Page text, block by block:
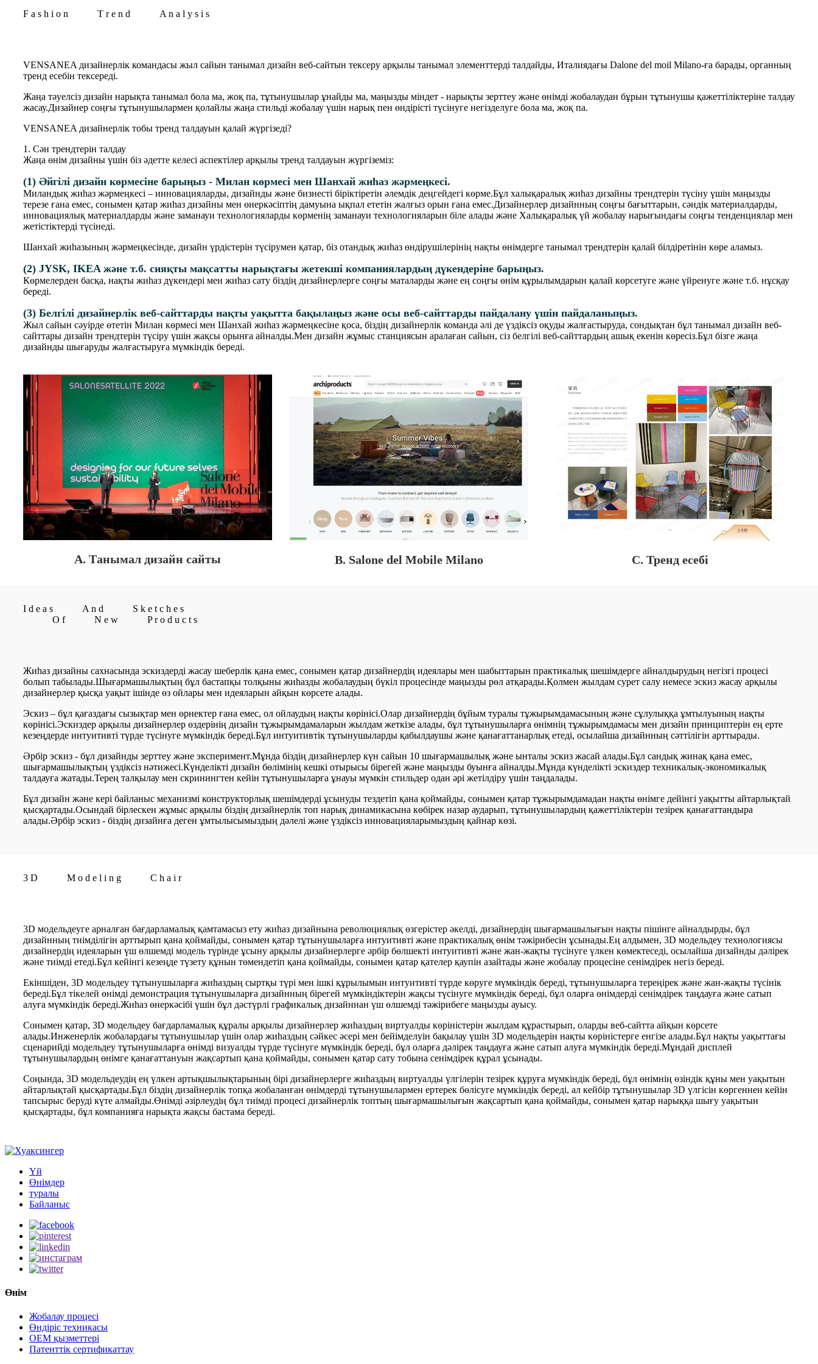
F a s h i o n T r e n d A n a l y s i s
VENSANEA дизайнерлік командасы жыл сайын танымал дизайн веб-сайтын тексеру арқылы танымал элементтерді талдайды, Италиядағы Dalone del moil Milano-ға барады, органның
тренд есебін тексереді.
Жаңа тәуелсіз дизайн нарықта танымал бола ма, жоқ па, тұтынушылар ұнайды ма, маңызды міндет - нарықты зерттеу және өнімді жобалаудан бұрын тұтынушы қажеттіліктеріне талдау
жасау.Дизайнер соңғы тұтынушылармен қолайлы жаңа стильді жобалау үшін нарық пен өндірісті түсінуге негізделуге бола ма, жоқ па.
VENSANEA дизайнерлік тобы тренд талдауын қалай жүргізеді?
1. Сән трендтерін талдау
Жаңа өнім дизайны үшін біз әдетте келесі аспектілер арқылы тренд талдауын жүргіземіз:
(1) Әйгілі дизайн көрмесіне барыңыз - Милан көрмесі мен Шанхай жиһаз жәрмеңкесі.
Миландық жиһаз жәрмеңкесі – инновацияларды, дизайнды және бизнесті біріктіретін әлемдік деңгейдегі көрме.Бұл халықаралық жиһаз дизайны трендтерін түсіну үшін маңызды
терезе ғана емес, сонымен қатар жиһаз дизайны мен өнеркәсіптің дамуына ықпал ететін жалғыз орын ғана емес.Дизайнерлер дизайнның соңғы бағыттарын, сәндік материалдарды,
инновациялық материалдарды және заманауи технологияларды көрменің заманауи технологияларын біле алады және Халықаралық үй жобалау нарығындағы соңғы тенденциялар мен
жетістіктерді түсінеді.
Шанхай жиһазының жәрмеңкесінде, дизайн үрдістерін түсірумен қатар, біз отандық жиһаз өндірушілерінің нақты өнімдерге танымал трендтерін қалай білдіретінін көре аламыз.
(2) JYSK, IKEA және т.б. сияқты мақсатты нарықтағы жетекші компаниялардың дүкендеріне барыңыз.
Көрмелерден басқа, нақты жиһаз дүкендері мен жиһаз сату біздің дизайнерлерге соңғы маталарды және ең соңғы өнім құрылымдарын қалай көрсетуге және үйренуге және т.б. нұсқау
береді.
(3) Белгілі дизайнерлік веб-сайттарды нақты уақытта бақылаңыз және осы веб-сайттарды пайдалану үшін пайдаланыңыз.
Жыл сайын сәуірде өтетін Милан көрмесі мен Шанхай жиһаз жәрмеңкесіне қоса, біздің дизайнерлік команда әлі де үздіксіз оқуды жалғастыруда, сондықтан бұл танымал дизайн веб-
сайттары дизайн трендтерін түсіру үшін жақсы орынға айналды.Мен дизайн жұмыс станциясын аралаған сайын, сіз белгілі веб-сайттардың ашық екенін көресіз.Бұл бізге жаңа
дизайнды шығаруды жалғастыруға мүмкіндік береді.
A. Танымал дизайн сайты B. Salone del Mobile Milano C. Тренд есебі
I d e a s A n d S k e t c h e s
O f N e w P r o d u c t s
Жиһаз дизайны сахнасында эскиздерді жасау шеберлік қана емес, сонымен қатар дизайнердің идеялары мен шабыттарын практикалық шешімдерге айналдырудың негізгі процесі
болып табылады.Шығармашылықтың бұл бастапқы толқыны жиһазды жобалаудың бүкіл процесінде маңызды рөл атқарады.Қолмен жылдам сурет салу немесе эскиз жасау арқылы
дизайнерлер қысқа уақыт ішінде өз ойлары мен идеяларын айқын көрсете алады.
Эскиз – бұл қағаздағы сызықтар мен өрнектер ғана емес, ол ойлаудың нақты көрінісі.Олар дизайнердің бұйым туралы тұжырымдамасының және сұлулыққа ұмтылуының нақты
көрінісі.Эскиздер арқылы дизайнерлер өздерінің дизайн тұжырымдамаларын жылдам жеткізе алады, бұл тұтынушыларға өнімнің тұжырымдамасы мен дизайн принциптерін ең ерте
кезеңдерде интуитивті түрде түсінуге мүмкіндік береді.Бұл интуитивтік тұтынушыларды қабылдаушы және қанағаттанарлық етеді, осылайша дизайнның сәттілігін арттырады.
Әрбір эскиз - бұл дизайнды зерттеу және эксперимент.Мұнда біздің дизайнерлер күн сайын 10 шығармашылық және ынталы эскиз жасай алады.Бұл сандық жинақ қана емес,
шығармашылықтың үздіксіз нәтижесі.Күнделікті дизайн бөлімінің кешкі отырысы бірегей және маңызды буынға айналды.Мұнда күнделікті эскиздер техникалық-экономикалық
талдауға жатады.Терең талқылау мен скринингтен кейін тұтынушыларға ұнауы мүмкін стильдер одан әрі жетілдіру үшін таңдалады.
Бұл дизайн және кері байланыс механизмі конструкторлық шешімдерді ұсынуды тездетіп қана қоймайды, сонымен қатар тұжырымдамадан нақты өнімге дейінгі уақытты айтарлықтай
қысқартады.Осындай бірлескен жұмыс арқылы біздің дизайнерлік топ нарық динамикасына көбірек назар аударып, тұтынушылардың қажеттіліктерін тезірек қанағаттандыра
алады.Әрбір эскиз - біздің дизайнға деген ұмтылысымыздың дәлелі және үздіксіз инновацияларымыздың қайнар көзі.
3 D M o d e l i n g C h a i r
3D модельдеуге арналған бағдарламалық қамтамасыз ету жиһаз дизайнына революциялық өзгерістер әкелді, дизайнердің шығармашылығын нақты пішінге айналдырды, бұл
дизайнның тиімділігін арттырып қана қоймайды, сонымен қатар тұтынушыларға интуитивті және практикалық өнім тәжірибесін ұсынады.Ең алдымен, 3D модельдеу технологиясы
дизайнердің идеяларын үш өлшемді модель түрінде ұсыну арқылы дизайнерлерге әрбір бөлшекті интуитивті және жан-жақты түсінуге үлкен көмектеседі, осылайша дизайнды дәлірек
және тиімді етеді.Бұл кейінгі кезеңде түзету құнын төмендетіп қана қоймайды, сонымен қатар қателер қаупін азайтады және жобалау процесіне сенімдірек негіз береді.
Екіншіден, 3D модельдеу тұтынушыларға жиһаздың сыртқы түрі мен ішкі құрылымын интуитивті түрде көруге мүмкіндік береді, тұтынушыларға тереңірек және жан-жақты түсінік
береді.Бұл тікелей өнімді демонстрация тұтынушыларға дизайнның бірегей мүмкіндіктерін жақсы түсінуге мүмкіндік береді, бұл оларға өнімдерді сенімдірек таңдауға және сатып
алуға мүмкіндік береді.Жиһаз өнеркәсібі үшін бұл дәстүрлі графикалық дизайннан үш өлшемді тәжірибеге маңызды ауысу.
Сонымен қатар, 3D модельдеу бағдарламалық құралы арқылы дизайнерлер жиһаздың виртуалды көріністерін жылдам құрастырып, оларды веб-сайтта айқын көрсете
алады.Инженерлік жобалардағы тұтынушылар үшін олар жиһаздың сәйкес әсері мен бейімделуін бақылау үшін 3D модельдерін нақты көріністерге енгізе алады.Бұл нақты уақыттағы
сценарийді модельдеу тұтынушыларға өнімді визуалды түрде түсінуге мүмкіндік береді, бұл оларға дәлірек таңдауға және сатып алуға мүмкіндік береді.Мұндай дисплей
тұтынушылардың өнімге қанағаттануын жақсартып қана қоймайды, сонымен қатар сату тобына сенімдірек құрал ұсынады.
Соңында, 3D модельдеудің ең үлкен артықшылықтарының бірі дизайнерлерге жиһаздың виртуалды үлгілерін тезірек құруға мүмкіндік береді, бұл өнімнің өзіндік құны мен уақытын
айтарлықтай қысқартады.Бұл біздің дизайнерлік топқа жобаланған өнімдерді тұтынушылармен ертерек бөлісуге мүмкіндік береді, ал кейбір тұтынушылар 3D үлгісін көргеннен кейін
тапсырыс беруді күте алмайды.Өнімді әзірлеудің бұл тиімді процесі дизайнерлік топтың шығармашылығын жақсартып қана қоймайды, сонымен қатар нарыққа шығу уақытын
қысқартады, бұл компанияға нарықта жақсы бастама береді.
Үй
Өнімдер
туралы
Байланыс
Өнім
Жобалау процесі
Өндіріс техникасы
OEM қызметтері
Патенттік сертификаттау